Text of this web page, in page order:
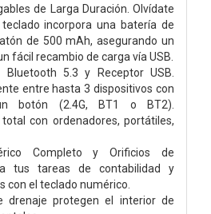
de Larga Duración. Olvídate
incorpora una batería de
de 500 mAh, asegurando un
fácil recambio de carga vía USB.
Bluetooth 5.3 y Receptor USB.
entre hasta 3 dispositivos con
botón (2.4G, BT1 o BT2).
con ordenadores, portátiles,
Completo y Orificios de
tus tareas de contabilidad y
con el teclado numérico.
drenaje protegen el interior de